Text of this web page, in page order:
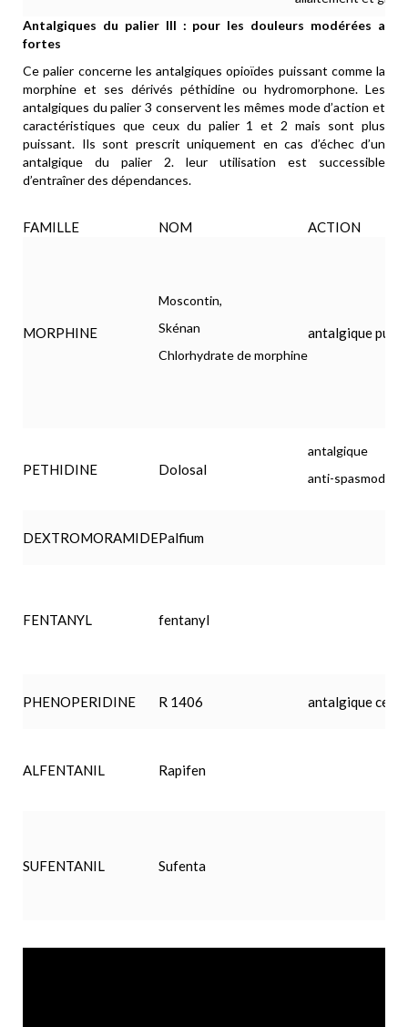
Antalgiques du palier III : pour les douleurs modérées a
fortes
Ce palier concerne les antalgiques opioïdes puissant comme la
morphine et ses dérivés péthidine ou hydromorphone. Les
antalgiques du palier 3 conservent les mêmes mode d’action et
caractéristiques que ceux du palier 1 et 2 mais sont plus
puissant. Ils sont prescrit uniquement en cas d’échec d’un
antalgique du palier 2. leur utilisation est successible
d’entraîner des dépendances.
FAMILLE NOM ACTION
MORPHINE
Moscontin,
Skénan
Chlorhydrate de morphine
antalgique
PETHIDINE Dolosal
antalgique
anti-
DEXTROMORAMIDEPalfium
FENTANYL fentanyl
PHENOPERIDINE R 1406 antalgique
ALFENTANIL Rapifen
SUFENTANIL Sufenta